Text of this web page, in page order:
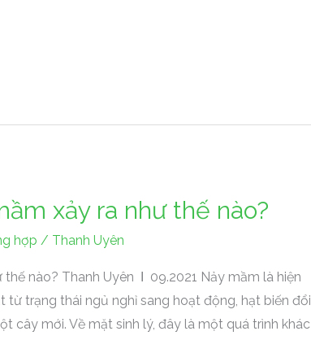
xảy ra như thế nào?
hợp / Thanh Uyên
nào? Thanh Uyên Ι 09.2021 Nảy mầm là hiện
từ trạng thái ngủ nghỉ sang hoạt động, hạt biến đổi
cây mới. Về mặt sinh lý, đây là một quá trình khác